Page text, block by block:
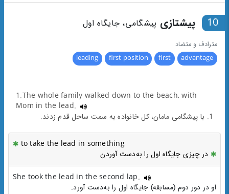
10 پیشتازی پیشگامی، جایگاه اول
مترادف و متضاد
advantage
first
first position
leading
1.The whole family walked down to the beach, with
Mom in the lead.
1. با پیشگامی مامان، کل خانواده به سمت ساحل قدم زدند.
to take the lead in something
در چیزی جایگاه اول را به‌دست آوردن
She took the lead in the second lap.
او در دور دوم (مسابقه) جایگاه اول را به‌دست آورد.